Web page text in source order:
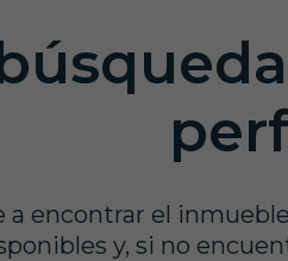
a encontrar el
y, si no